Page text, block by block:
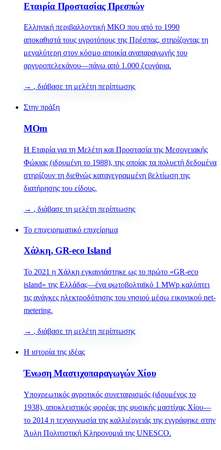
Εταιρία Προστασίας Πρεσπών
Ελληνική περιβαλλοντική ΜΚΟ που από το 1990
αποκαθιστά τους υγροτόπους της Πρέσπας, στηρίζοντας τη
μεγαλύτερη στον κόσμο αποικία αναπαραγωγής του
αργυροπελεκάνου—πάνω από 1.000 ζευγάρια.
→ , διάβασε τη μελέτη περίπτωσης
Στην πράξη
MOm
Η Εταιρία για τη Μελέτη και Προστασία της Μεσογειακής
Φώκιας (ιδρυμένη το 1988), της οποίας τα πολυετή δεδομένα
στηρίζουν τη διεθνώς καταγεγραμμένη βελτίωση της
διατήρησης του είδους.
→ , διάβασε τη μελέτη περίπτωσης
Το επιχειρηματικό επιχείρημα
Χάλκη, GR-eco Island
Το 2021 η Χάλκη εγκαινιάστηκε ως το πρώτο «GR-eco
island» της Ελλάδας—ένα φωτοβολταϊκό 1 MWp καλύπτει
τις ανάγκες ηλεκτροδότησης του νησιού μέσω εικονικού net-
metering.
→ , διάβασε τη μελέτη περίπτωσης
Η ιστορία της ιδέας
Ένωση Μαστιχοπαραγωγών Χίου
Υποχρεωτικός αγροτικός συνεταιρισμός (ιδρυμένος το
1938), αποκλειστικός φορέας της φυσικής μαστίχας Χίου—
το 2014 η τεχνογνωσία της καλλιέργειάς της εγγράφηκε στην
Άυλη Πολιτιστική Κληρονομιά της UNESCO.